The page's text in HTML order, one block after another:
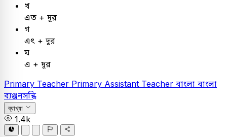
খ
এত + দূর
গ
এৎ + দূর
ঘ
এ + দূর
Primary Teacher Primary Assistant Teacher বাংলা বাংলা
ব্যঞ্জনসন্ধি
ব্যাখ্যা
1.4k